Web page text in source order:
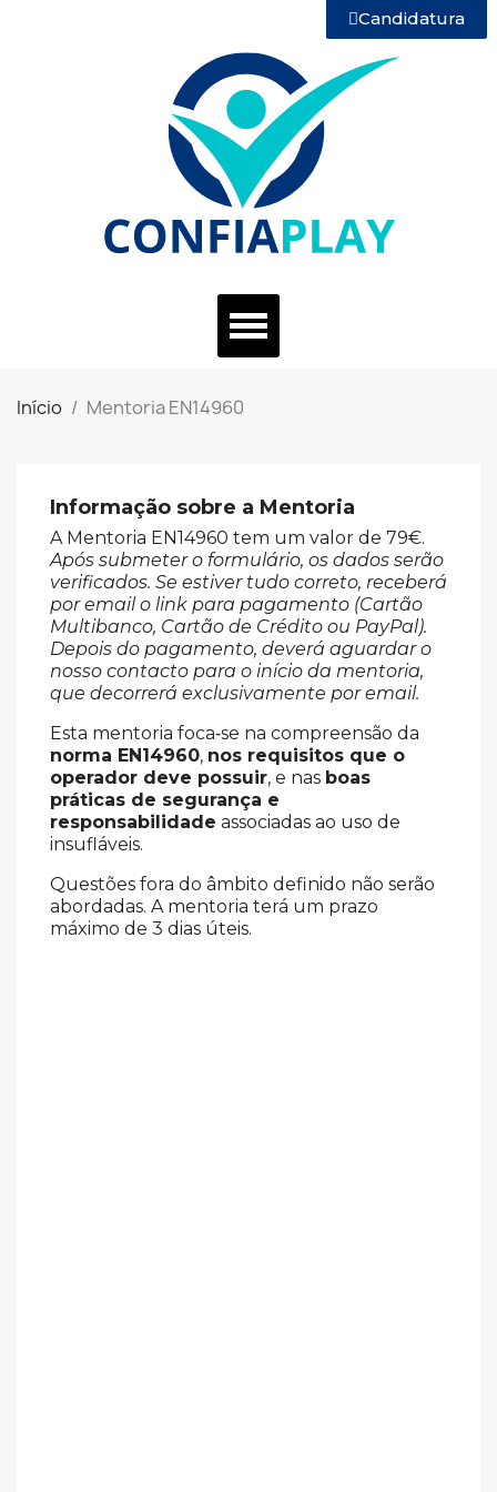
Candidatura
Início Mentoria EN14960
Informação sobre a Mentoria
A Mentoria EN14960 tem um valor de 79€.
Após submeter o formulário, os dados serão
verificados. Se estiver tudo correto, receberá
por email o link para pagamento (Cartão
Multibanco, Cartão de Crédito ou PayPal).
Depois do pagamento, deverá aguardar o
nosso contacto para o início da mentoria,
que decorrerá exclusivamente por email.
Esta mentoria foca‑se na compreensão da
norma EN14960, nos requisitos que o
operador deve possuir, e nas boas
práticas de segurança e
responsabilidade associadas ao uso de
insufláveis.
Questões fora do âmbito definido não serão
abordadas. A mentoria terá um prazo
máximo de 3 dias úteis.